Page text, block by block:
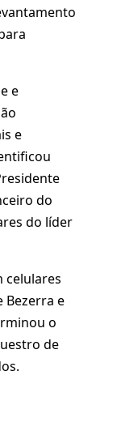
e
e
do
do líder
celulares
Bezerra e
o
de